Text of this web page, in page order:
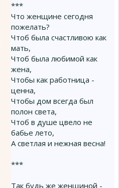
***
Что женщине сегодня
пожелать?
Чтоб была счастливою как
мать,
Чтоб была любимой как
жена,
Чтобы как работница -
ценна,
Чтобы дом всегда был
полон света,
Чтоб в душе цвело не
бабье лето,
А светлая и нежная весна!
***
Так будь же женщиной -